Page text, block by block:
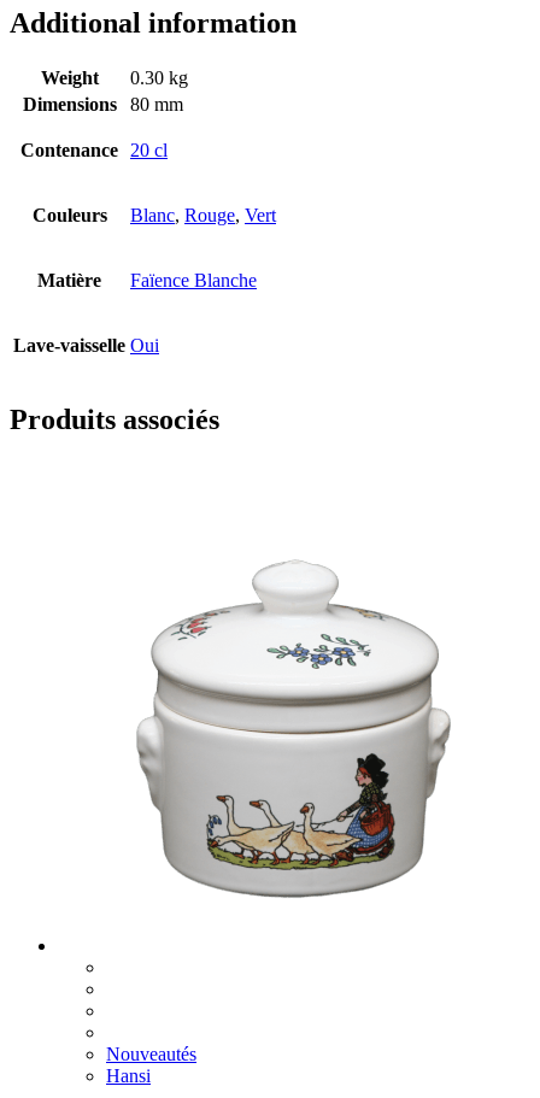
Additional information
Weight
0.30 kg
Dimensions
80 mm
Contenance 20 cl
Couleurs Blanc, Rouge, Vert
Matière Faïence Blanche
Lave-vaisselle Oui
Produits associés
Nouveautés
Hansi